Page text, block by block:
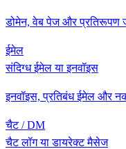
डोमेन, वेब पेज और प्रतिरूपण
ईमेल
संदिग्ध ईमेल या इनवॉइस
इनवॉइस, प्रतिबंध ईमेल और
चैट / DM
चैट लॉग या डायरेक्ट मैसेज